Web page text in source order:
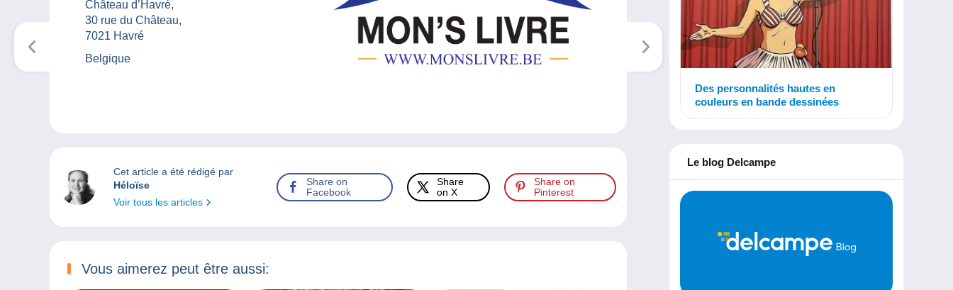
Château d’Havré,
30 rue du Château,
7021 Havré
Belgique
Cet article a été rédigé par
Héloïse
Voir tous les articles
Share on
Facebook
Share
on X
Share on
Pinterest
Vous aimerez peut être aussi:
Des personnalités hautes en
couleurs en bande dessinées
Le blog Delcampe